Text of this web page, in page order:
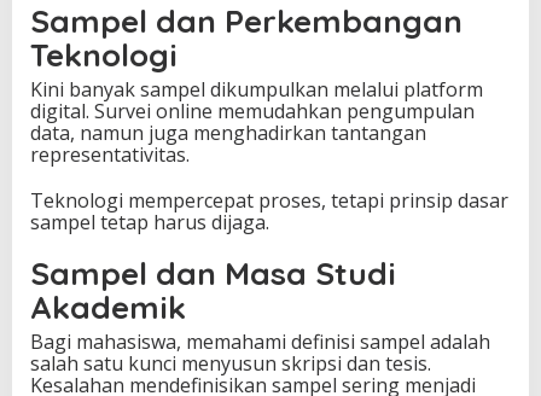
Sampel dan Perkembangan
Teknologi
Kini banyak sampel dikumpulkan melalui platform
digital. Survei online memudahkan pengumpulan
data, namun juga menghadirkan tantangan
representativitas.
Teknologi mempercepat proses, tetapi prinsip dasar
sampel tetap harus dijaga.
Sampel dan Masa Studi
Akademik
Bagi mahasiswa, memahami definisi sampel adalah
salah satu kunci menyusun skripsi dan tesis.
Kesalahan mendefinisikan sampel sering menjadi